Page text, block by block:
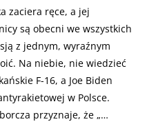
zaciera ręce, a jej
są obecni we wszystkich
z jednym, wyraźnym
Na niebie, nie wiedzieć
F-16, a Joe Biden
w Polsce.
przyznaje, że „…